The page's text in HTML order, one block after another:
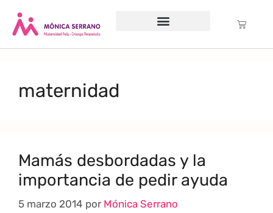
maternidad
Mamás desbordadas y la
importancia de pedir ayuda
5 marzo 2014 por Mónica Serrano